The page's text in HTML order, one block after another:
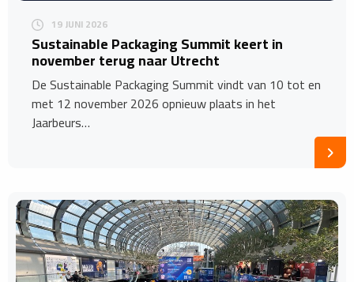
19 JUNI 2026
Sustainable Packaging Summit keert in
november terug naar Utrecht
De Sustainable Packaging Summit vindt van 10 tot en
met 12 november 2026 opnieuw plaats in het
Jaarbeurs…